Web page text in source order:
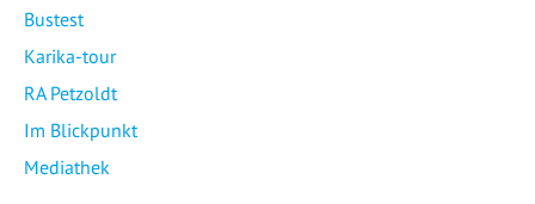
Bustest
Karika-tour
RA Petzoldt
Im Blickpunkt
Mediathek